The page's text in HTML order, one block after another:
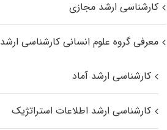
کارشناسی ارشد مجازی
معرفی گروه علوم انسانی کارشناسی ارشد
کارشناسی ارشد آماد
کارشناسی ارشد اطلاعات استراتژیک